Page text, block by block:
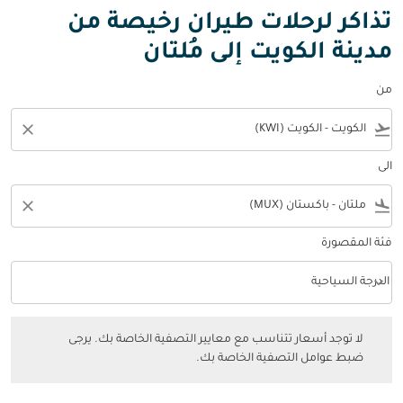
تذاكر لرحلات طيران رخيصة من
مدينة الكويت إلى مُلتان
من
flight_takeoff
close
الى
flight_land
close
فئة المقصورة
فئة المقصورة option الدرجة السياحية Selected
الدرجة السياحية
keyboard_arrow_down
لا توجد أسعار تتناسب مع معايير التصفية الخاصة بك. يرجى
ضبط عوامل التصفية الخاصة بك.